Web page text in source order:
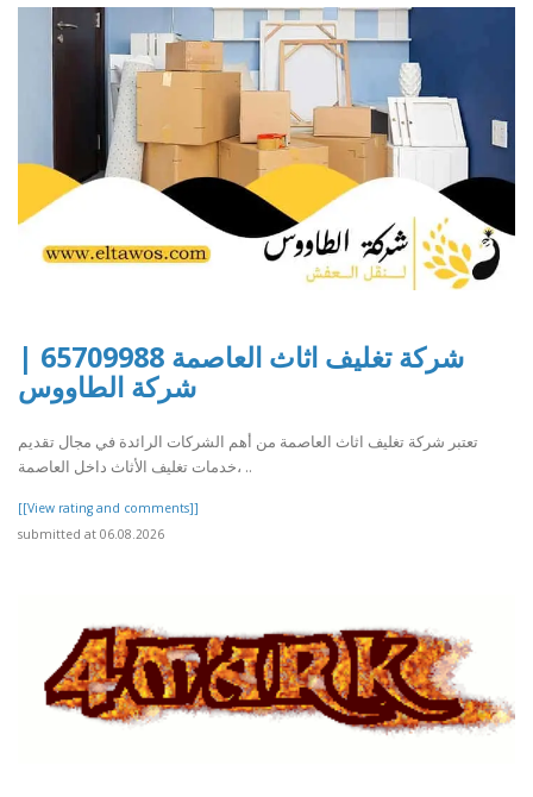
شركة تغليف اثاث العاصمة 65709988 |
شركة الطاووس
تعتبر شركة تغليف اثاث العاصمة من أهم الشركات الرائدة في مجال تقديم
خدمات تغليف الأثاث داخل العاصمة، ..
[[View rating and comments]]
submitted at 06.08.2026